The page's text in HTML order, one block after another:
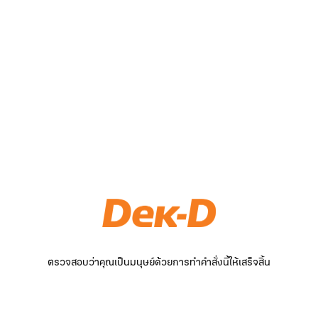
ตรวจสอบว่าคุณเป็นมนุษย์ด้วยการทำคำสั่งนี้ให้เสร็จสิ้น